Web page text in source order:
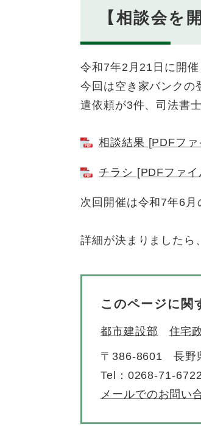
【相談会を
令和7年2月21日に開催
今回は空き家バンクの
遣依頼が3件、司法書
相談結果 [PDFフ
チラシ [PDFファ
次回開催は令和7年6月
詳細が決まりましたら
このページに関
都市建設部 住宅
〒386-8601
長野
Tel：0268-71-6722
メールでのお問い